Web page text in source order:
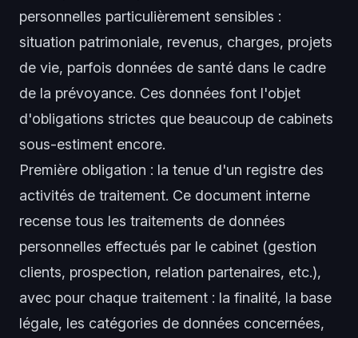
personnelles particulièrement sensibles :
situation patrimoniale, revenus, charges, projets
de vie, parfois données de santé dans le cadre
de la prévoyance. Ces données font l'objet
d'obligations strictes que beaucoup de cabinets
sous-estiment encore.
Première obligation : la tenue d'un registre des
activités de traitement. Ce document interne
recense tous les traitements de données
personnelles effectués par le cabinet (gestion
clients, prospection, relation partenaires, etc.),
avec pour chaque traitement : la finalité, la base
légale, les catégories de données concernées,